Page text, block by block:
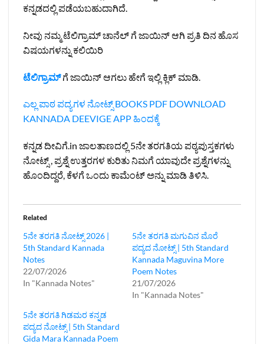
ಕನ್ನಡದಲ್ಲಿ ಪಡೆಯಬಹುದಾಗಿದೆ.
ನೀವು ನಮ್ಮ ಟೆಲಿಗ್ರಾಮ್ ಚಾನೆಲ್ ಗೆ ಜಾಯಿನ್ ಆಗಿ ಪ್ರತಿ ದಿನ ಹೊಸ
ವಿಷಯಗಳನ್ನು ಕಲಿಯಿರಿ
ಟೆಲಿಗ್ರಾಮ್ಗೆ ಜಾಯಿನ್ ಆಗಲು ಹೇಗೆ ಇಲ್ಲಿ ಕ್ಲಿಕ್ ಮಾಡಿ.
ಎಲ್ಲ ಪಾಠ ಪದ್ಯಗಳ ನೋಟ್ಸ್ BOOKS PDF DOWNLOAD
KANNADA DEEVIGE APPಹಿಂದಕ್ಕೆ
ಕನ್ನಡ ದೀವಿಗೆ.in ಜಾಲತಾಣದಲ್ಲಿ 5ನೇ ತರಗತಿಯ ಪಠ್ಯಪುಸ್ತಕಗಳು
ನೋಟ್ಸ್ , ಪ್ರಶ್ನೆ ಉತ್ತರಗಳ ಕುರಿತು ನಿಮಗೆ ಯಾವುದೇ ಪ್ರಶ್ನೆಗಳನ್ನು
ಹೊಂದಿದ್ದರೆ, ಕೆಳಗೆ ಒಂದು ಕಾಮೆಂಟ್ ಅನ್ನು ಮಾಡಿ ತಿಳಿಸಿ.
Related
5ನೇ ತರಗತಿ ನೋಟ್ಸ್ 2026 |
5th Standard Kannada
Notes
22/07/2026
In "Kannada Notes"
5ನೇ ತರಗತಿ ಮಗುವಿನ ಮೊರೆ
ಪದ್ಯದ ನೋಟ್ಸ್‌ | 5th Standard
Kannada Maguvina More
Poem Notes
21/07/2026
In "Kannada Notes"
5ನೇ ತರಗತಿ ಗಿಡಮರ ಕನ್ನಡ‌
ಪದ್ಯದ ನೋಟ್ಸ್ | 5th Standard
Gida Mara Kannada Poem